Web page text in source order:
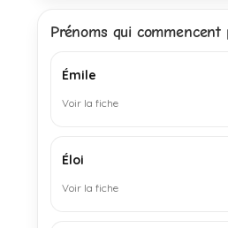
Prénoms qui commencent
Émile
Voir la fiche
Éloi
Voir la fiche